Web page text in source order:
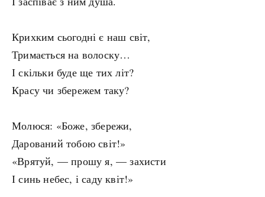
Крихким сьогодні є наш світ,
Тримається на волоску…
І скільки буде ще тих літ?
Красу чи збережем таку?
Молюся: «Боже, збережи,
Дарований тобою світ!»
«Врятуй, — прошу я, — захисти
І синь небес, і саду квіт!»